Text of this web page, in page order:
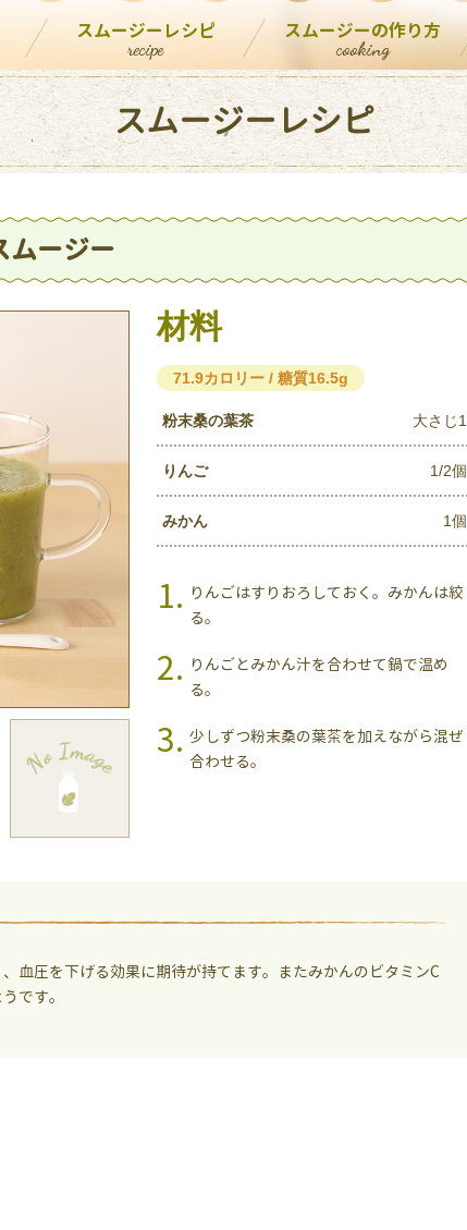
スムージーレシピ
recipe
スムージーの作り方
cooking
スムージーレシピ
ムージー
材料
71.9カロリー / 糖質16.5g
粉末桑の葉茶 大さじ1
りんご 1/2個
みかん 1個
りんごはすりおろしておく。みかんは絞
る。
りんごとみかん汁を合わせて鍋で温め
る。
少しずつ粉末桑の葉茶を加えながら混ぜ
合わせる。
血圧を下げる効果に期待が持てます。またみかんのビタミンC
です。